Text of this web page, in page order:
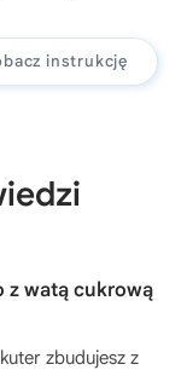
instrukcję
z watą cukrową
zbudujesz z